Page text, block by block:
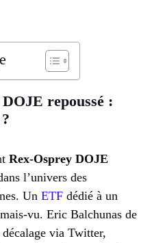
repoussé :
Rex-Osprey DOJE
l’univers des
Un ETF dédié à un
vu. Eric Balchunas de
via Twitter,